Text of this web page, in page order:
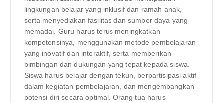
lingkungan belajar yang inklusif dan ramah anak,
serta menyediakan fasilitas dan sumber daya yang
memadai. Guru harus terus meningkatkan
kompetensinya, menggunakan metode pembelajaran
yang inovatif dan interaktif, serta memberikan
bimbingan dan dukungan yang tepat kepada siswa.
Siswa harus belajar dengan tekun, berpartisipasi aktif
dalam kegiatan pembelajaran, dan mengembangkan
potensi diri secara optimal. Orang tua harus